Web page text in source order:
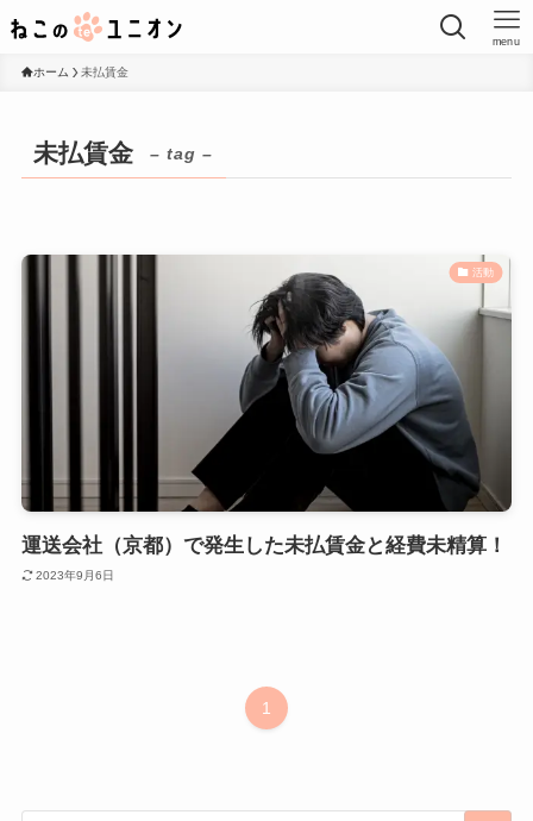
menu
ホーム 未払賃金
未払賃金 – tag –
活動
運送会社（京都）で発生した未払賃金と経費未精算！
2023年9月6日
1